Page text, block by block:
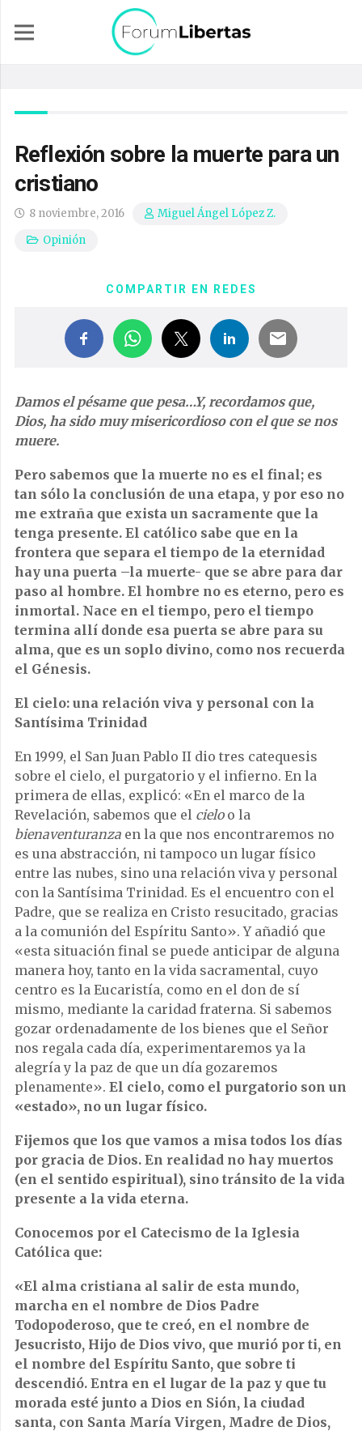
Reflexión sobre la muerte para un
cristiano
8 noviembre, 2016
Miguel Ángel López Z.
Opinión
COMPARTIR EN REDES
Damos el pésame que pesa…Y, recordamos que,
Dios, ha sido muy misericordioso con el que se nos
muere.
Pero sabemos que la muerte no es el final; es
tan sólo la conclusión de una etapa, y por eso no
me extraña que exista un sacramente que la
tenga presente. El católico sabe que en la
frontera que separa el tiempo de la eternidad
hay una puerta –la muerte- que se abre para dar
paso al hombre. El hombre no es eterno, pero es
inmortal. Nace en el tiempo, pero el tiempo
termina allí donde esa puerta se abre para su
alma, que es un soplo divino, como nos recuerda
el Génesis.
El cielo: una relación viva y personal con la
Santísima Trinidad
En 1999, el San Juan Pablo II dio tres catequesis
sobre el cielo, el purgatorio y el infierno. En la
primera de ellas, explicó: «En el marco de la
Revelación, sabemos que el cieloo la
bienaventuranza en la que nos encontraremos no
es una abstracción, ni tampoco un lugar físico
entre las nubes, sino una relación viva y personal
con la Santísima Trinidad. Es el encuentro con el
Padre, que se realiza en Cristo resucitado, gracias
a la comunión del Espíritu Santo». Y añadió que
«esta situación final se puede anticipar de alguna
manera hoy, tanto en la vida sacramental, cuyo
centro es la Eucaristía, como en el don de sí
mismo, mediante la caridad fraterna. Si sabemos
gozar ordenadamente de los bienes que el Señor
nos regala cada día, experimentaremos ya la
alegría y la paz de que un día gozaremos
plenamente». El cielo, como el purgatorio son un
«estado», no un lugar físico.
Fijemos que los que vamos a misa todos los días
por gracia de Dios. En realidad no hay muertos
(en el sentido espiritual), sino tránsito de la vida
presente a la vida eterna.
Conocemos por el Catecismo de la Iglesia
Católica que:
«El alma cristiana al salir de esta mundo,
marcha en el nombre de Dios Padre
Todopoderoso, que te creó, en el nombre de
Jesucristo, Hijo de Dios vivo, que murió por ti, en
el nombre del Espíritu Santo, que sobre ti
descendió. Entra en el lugar de la paz y que tu
morada esté junto a Dios en Sión, la ciudad
santa, con Santa María Virgen, Madre de Dios,